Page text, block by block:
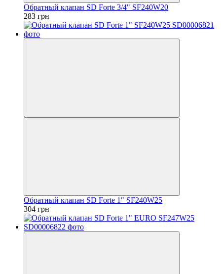
Обратный клапан SD Forte 3/4" SF240W20
283 грн
Обратный клапан SD Forte 1" SF240W25
304 грн